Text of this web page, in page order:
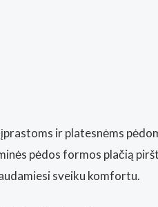
ir platesnėms
pėdos formos plačią
sveiku komfortu.